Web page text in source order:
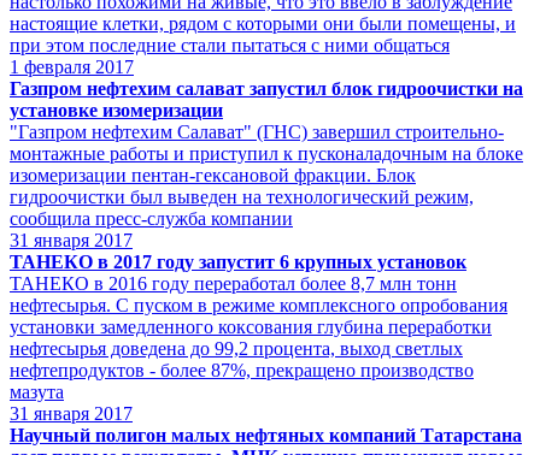
настоящие клетки, рядом с которыми они были помещены, и
при этом последние стали пытаться с ними общаться
1 февраля 2017
Газпром нефтехим салават запустил блок гидроочистки на
установке изомеризации
"Газпром нефтехим Салават" (ГНС) завершил строительно-
монтажные работы и приступил к пусконаладочным на блоке
изомеризации пентан-гексановой фракции. Блок
гидроочистки был выведен на технологический режим,
сообщила пресс-служба компании
31 января 2017
ТАНЕКО в 2017 году запустит 6 крупных установок
ТАНЕКО в 2016 году переработал более 8,7 млн тонн
нефтесырья. С пуском в режиме комплексного опробования
установки замедленного коксования глубина переработки
нефтесырья доведена до 99,2 процента, выход светлых
нефтепродуктов - более 87%, прекращено производство
мазута
31 января 2017
Научный полигон малых нефтяных компаний Татарстана